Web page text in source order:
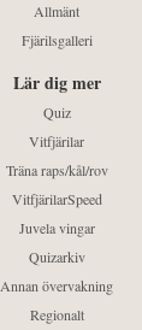
Allmänt
Fjärilsgalleri
Lär dig mer
Quiz
Vitfjärilar
Träna raps/kål/rov
VitfjärilarSpeed
Juvela vingar
Quizarkiv
Annan övervakning
Regionalt